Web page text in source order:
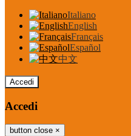
Italiano
English
Français
Español
中文
Accedi
Accedi
button close ×